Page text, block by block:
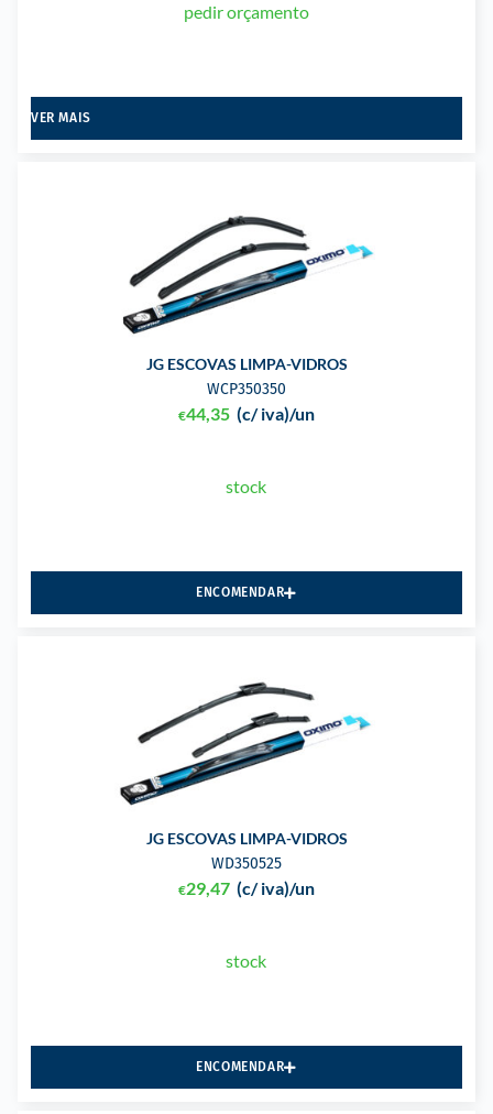
pedir orçamento
VER MAIS
JG ESCOVAS LIMPA-VIDROS
WCP350350
€44,35 (c/ iva)/un
stock
ENCOMENDAR
JG ESCOVAS LIMPA-VIDROS
WD350525
€29,47 (c/ iva)/un
stock
ENCOMENDAR